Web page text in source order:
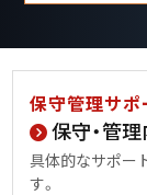
保守管理サ
保守・管
具体的なサポー
す。